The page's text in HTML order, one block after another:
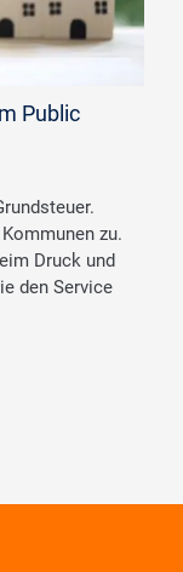
Public
zu.
Druck und
den Service